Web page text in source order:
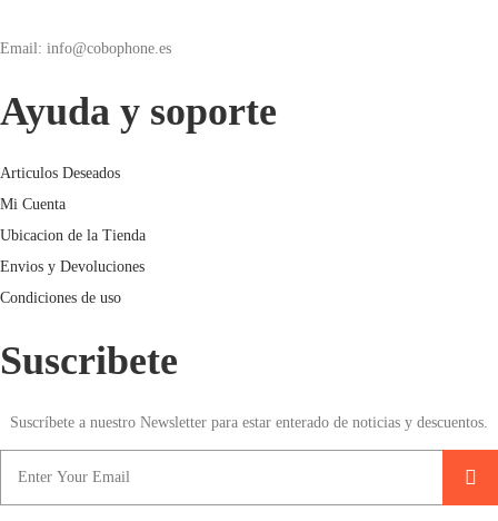
Email: info@cobophone.es
Ayuda y soporte
Articulos Deseados
Mi Cuenta
Ubicacion de la Tienda
Envios y Devoluciones
Condiciones de uso
Suscribete
Suscríbete a nuestro Newsletter para estar enterado de noticias y descuentos.